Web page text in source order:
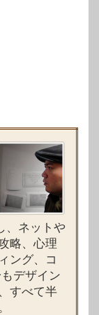
、ネットや
略、心理
ング、コ
デザイン
すべて半